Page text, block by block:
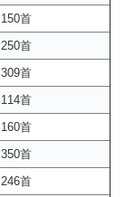
150首
250首
309首
114首
160首
350首
246首